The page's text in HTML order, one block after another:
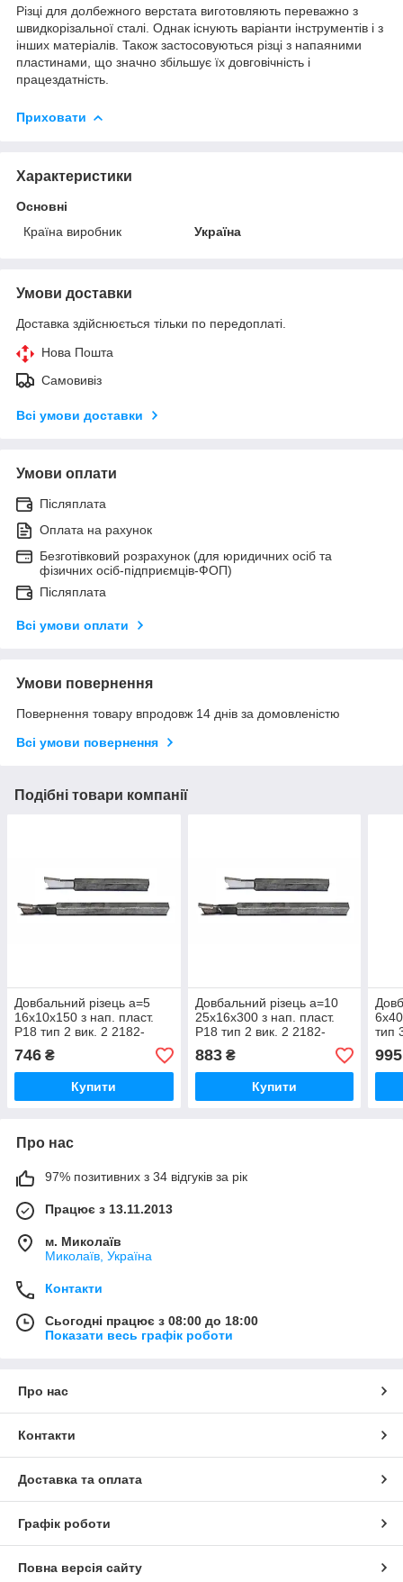
Різці для долбежного верстата виготовляють переважно з
швидкорізальної сталі. Однак існують варіанти інструментів і з
інших матеріалів. Також застосовуються різці з напаяними
пластинами, що значно збільшує їх довговічність і
працездатність.
Приховати
Характеристики
Основні
Країна виробник
Україна
Умови доставки
Доставка здійснюється тільки по передоплаті.
Нова Пошта
Самовивіз
Всі умови доставки
Умови оплати
Післяплата
Оплата на рахунок
Безготівковий розрахунок (для юридичних осіб та
фізичних осіб-підприємців-ФОП)
Післяплата
Всі умови оплати
Умови повернення
Повернення товару впродовж 14 днів за домовленістю
Всі умови повернення
Подібні товари компанії
Довбальний різець а=5
16х10х150 з нап. пласт.
Р18 тип 2 вик. 2 2182-
0602 ГОСТ 10046-72 (вн./
зав.)
746 ₴
Купити
Довбальний різець а=10
25х16х300 з нап. пласт.
Р18 тип 2 вик. 2 2182-
0605 ГОСТ 10046-72 (вн./
зав.)
883₴
Купити
тип
995
Про нас
97% позитивних з 34 відгуків за рік
Працює з 13.11.2013
м. Миколаїв
Миколаїв, Україна
Контакти
Сьогодні працює з 08:00 до 18:00
Показати весь графік роботи
Про нас
Контакти
Доставка та оплата
Графік роботи
Повна версія сайту